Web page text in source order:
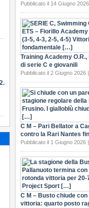
Pubblicato il 14 Giugno
Training Academy O.R.,
di serie C e giovanili
Pubblicato il 2 Giugno 2026 |
C M – Pari Bellator a
contro la Rari Nantes
Pubblicato il 1 Giugno 2026 |
C M – Busto chiude con
vittoria: quarto posto